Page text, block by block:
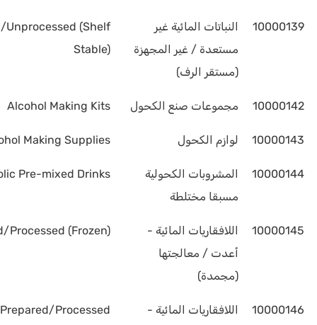
10000139
النباتات المائية غير
مستعدة / غير المجهزة
(مستقر الرف)
(Shelf
Stable)
10000142 مجموعات صنع الكحول Alcohol Making Kits
10000143 لوازم الكحول Making Supplies
10000144
المشروبات الكحولية
مسبقا مختلطة
Pre-mixed Drinks
10000145
اللافقاريات المائية -
أعدت / معالجتها
(مجمدة)
Processed (Frozen)
10000146
اللافقاريات المائية -
Processed